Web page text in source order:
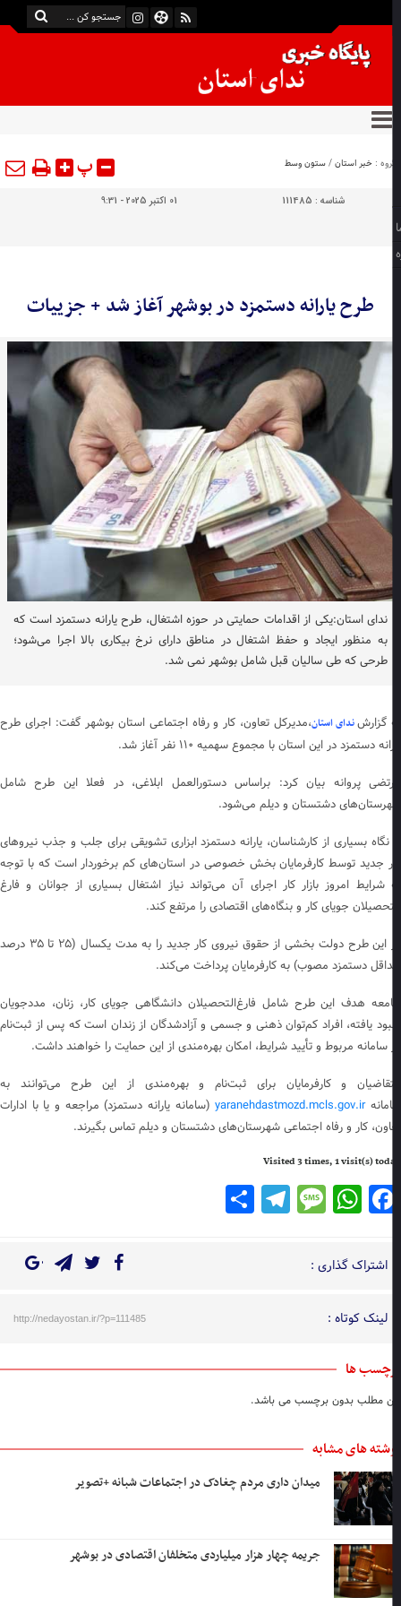
:خبر استان/ستون وسط پ
شناسه :111485
طرح یارانه دستمزد در بوشهر آغاز شد + جزییات
ندای استان:یکی از اقدامات حمایتی در حوزه اشتغال، طرح یارانه دستمزد است که
به منظور ایجاد و حفظ اشتغال در مناطق دارای نرخ بیکاری بالا اجرا می‌شود؛
طرحی که طی سالیان قبل شامل بوشهر نمی شد.
گزارشندای استان،مدیرکل تعاون، کار و رفاه اجتماعی استان بوشهر گفت: اجرای طرح
دستمزد در این استان با مجموع سهمیه ۱۱۰ نفر آغاز شد.
پروانه بیان کرد: براساس دستورالعمل ابلاغی، در فعلا این طرح شامل
دشتستان و دیلم می‌شود.
نگاه بسیاری از کارشناسان، یارانه دستمزد ابزاری تشویقی برای جلب و جذب نیروهای
جدید توسط کارفرمایان بخش خصوصی در استان‌های کم برخوردار است که با توجه
شرایط امروز بازار کار اجرای آن می‌تواند نیاز اشتغال بسیاری از جوانان و فارغ
جویای کار و بنگاه‌های اقتصادی را مرتفع کند.
در این طرح دولت بخشی از حقوق نیروی کار جدید را به مدت یکسال (۲۵ تا ۳۵ درصد
دستمزد مصوب) به کارفرمایان پرداخت می‌کند.
هدف این طرح شامل فارغ‌التحصیلان دانشگاهی جویای کار، زنان، مددجویان
یافته، افراد کم‌توان ذهنی و جسمی و آزادشدگان از زندان است که پس از ثبت‌نام
سامانه مربوط و تأیید شرایط، امکان بهره‌مندی از این حمایت را خواهند داشت.
و کارفرمایان برای ثبت‌نام و بهره‌مندی از این طرح می‌توانند به
yaranehdastmozd.mcls.gov.ir(سامانه یارانه دستمزد) مراجعه و یا با ادارات
کار و رفاه اجتماعی شهرستان‌های دشتستان و دیلم تماس بگیرند.
Visited 3 times, 1 visit(s)
Facebook
WhatsApp
Message
Telegram
Share
اشتراک گذاری :
لینک کوتاه : http://nedayostan.ir/?p=111485
ها
مطلب بدون برچسب می باشد.
های مشابه
میدان داری مردم چغادک در اجتماعات شبانه +تصویر
جریمه چهار هزار میلیاردی متخلفان اقتصادی در بوشهر